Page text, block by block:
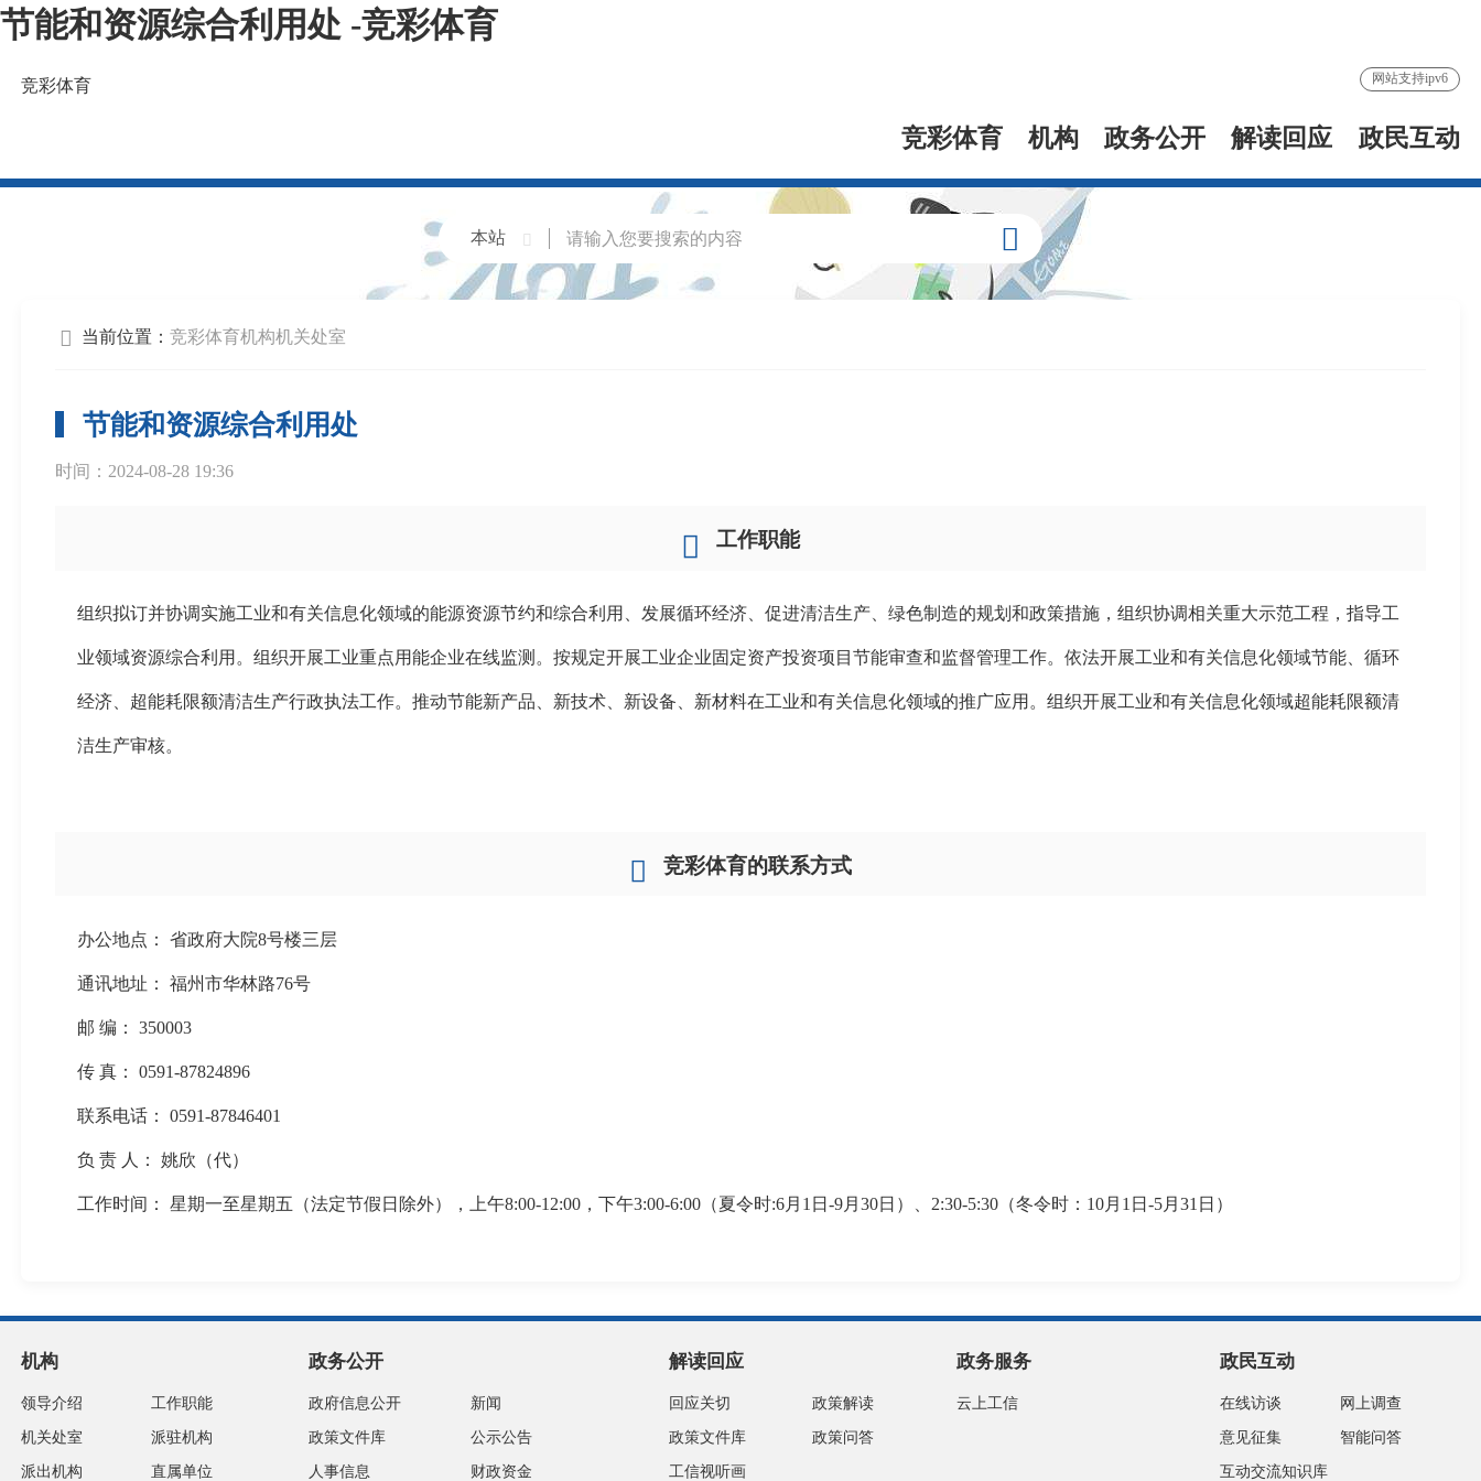
节能和资源综合利用处 -竞彩体育
竞彩体育 网站支持ipv6
竞彩体育 机构 政务公开 解读回应 政民互动
当前位置： 竞彩体育机构机关处室
节能和资源综合利用处
时间：2024-08-28 19:36
工作职能
组织拟订并协调实施工业和有关信息化领域的能源资源节约和综合利用、发展循环经济、促进清洁生产、绿色制造的规划和政策措施，组织协调相关重大示范工程，指导工
业领域资源综合利用。组织开展工业重点用能企业在线监测。按规定开展工业企业固定资产投资项目节能审查和监督管理工作。依法开展工业和有关信息化领域节能、循环
经济、超能耗限额清洁生产行政执法工作。推动节能新产品、新技术、新设备、新材料在工业和有关信息化领域的推广应用。组织开展工业和有关信息化领域超能耗限额清
洁生产审核。
竞彩体育的联系方式
办公地点： 省政府大院8号楼三层
通讯地址： 福州市华林路76号
邮 编： 350003
传 真： 0591-87824896
联系电话： 0591-87846401
负 责 人： 姚欣（代）
工作时间： 星期一至星期五（法定节假日除外），上午8:00-12:00，下午3:00-6:00（夏令时:6月1日-9月30日）、2:30-5:30（冬令时：10月1日-5月31日）
机构
领导介绍 工作职能
机关处室 派驻机构
派出机构 直属单位
政务公开
政府信息公开 新闻
政策文件库 公示公告
人事信息 财政资金
解读回应
回应关切 政策解读
政策文件库 政策问答
工信视听画
政务服务
云上工信
政民互动
在线访谈 网上调查
意见征集 智能问答
互动交流知识库